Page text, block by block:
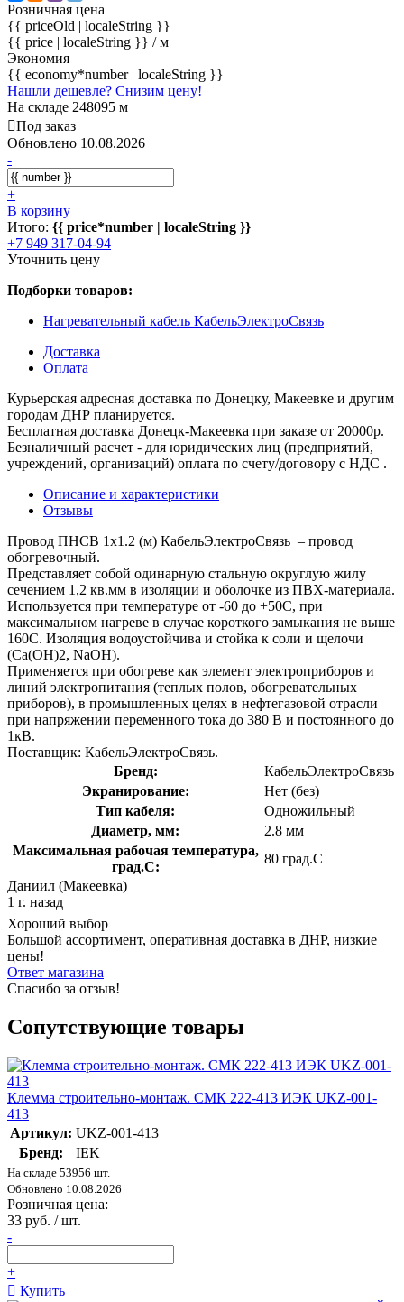
Розничная цена
{{ priceOld | localeString }}
{{ price | localeString }} / м
Экономия
{{ economy*number | localeString }}
Нашли дешевле? Снизим цену!
На складе 248095 м
Под заказ
Обновлено 10.08.2026
-
+
В корзину
Итого: {{ price*number | localeString }}
+7 949 317-04-94
Уточнить цену
Подборки товаров:
Нагревательный кабель КабельЭлектроСвязь
Доставка
Оплата
Курьерская адресная доставка по Донецку, Макеевке и другим
городам ДНР планируется.
Бесплатная доставка Донецк-Макеевка при заказе от 20000р.
Безналичный расчет - для юридических лиц (предприятий,
учреждений, организаций) оплата по счету/договору с НДС .
Описание и характеристики
Отзывы
Провод ПНСВ 1х1.2 (м) КабельЭлектроСвязь – провод
обогревочный.
Представляет собой одинарную стальную округлую жилу
сечением 1,2 кв.мм в изоляции и оболочке из ПВХ-материала.
Используется при температуре от -60 до +50С, при
максимальном нагреве в случае короткого замыкания не выше
160С. Изоляция водоустойчива и стойка к соли и щелочи
(Са(ОН)2, NaOH).
Применяется при обогреве как элемент электроприборов и
линий электропитания (теплых полов, обогревательных
приборов), в промышленных целях в нефтегазовой отрасли
при напряжении переменного тока до 380 В и постоянного до
1кВ.
Поставщик: КабельЭлектроСвязь.
Бренд:
КабельЭлектроСвязь
Экранирование:
Нет (без)
Тип кабеля:
Одножильный
Диаметр, мм:
2.8 мм
Максимальная рабочая температура,
град.C:
80 град.C
Даниил (Макеевка)
1 г. назад
Хороший выбор
Большой ассортимент, оперативная доставка в ДНР, низкие
цены!
Ответ магазина
Спасибо за отзыв!
Сопутствующие товары
Клемма строительно-монтаж. СМК 222-413 ИЭК UKZ-001-
413
Артикул: UKZ-001-413
Бренд:
IEK
На складе 53956 шт.
Обновлено 10.08.2026
Розничная цена:
33 руб. / шт.
-
+
Купить